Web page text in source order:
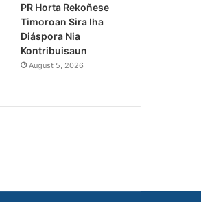
PR Horta Rekoñese
Timoroan Sira Iha
Diáspora Nia
Kontribuisaun
August 5, 2026